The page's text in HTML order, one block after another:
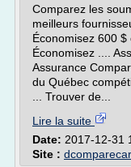
Comparez les
meilleurs
Économisez 600
Économisez ....
Assurance
du Québec
... Trouver de...
Lire la suite
Date: 2017-12-31
Site :